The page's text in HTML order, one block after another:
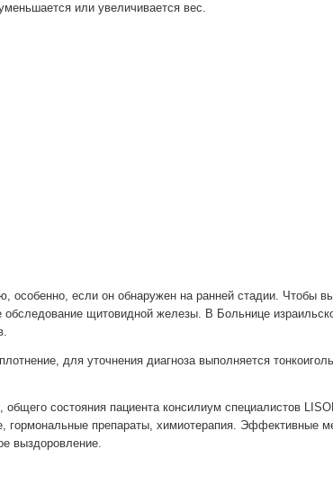
или увеличивается вес.
если он обнаружен на ранней стадии. Чтобы
щитовидной железы. В Больнице
для уточнения диагноза выполняется
состояния пациента консилиум специалистов
гормональные препараты, химиотерапия. Эффективные
выздоровление.